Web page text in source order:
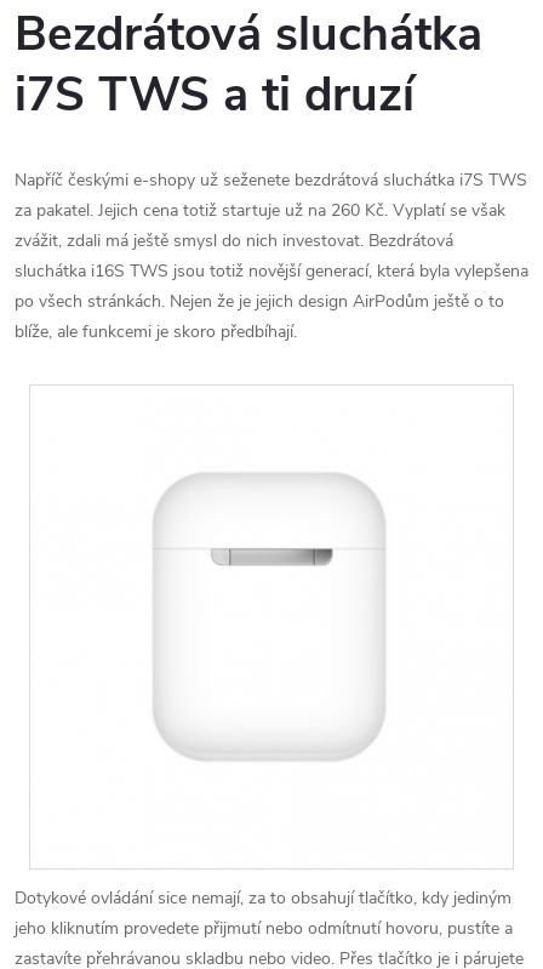
Bezdrátová sluchátka
i7S TWS a ti druzí
Napříč českými e-shopy už seženete bezdrátová sluchátka i7S TWS
za pakatel. Jejich cena totiž startuje už na 260 Kč. Vyplatí se však
zvážit, zdali má ještě smysl do nich investovat. Bezdrátová
sluchátka i16S TWS jsou totiž novější generací, která byla vylepšena
po všech stránkách. Nejen že je jejich design AirPodům ještě o to
blíže, ale funkcemi je skoro předbíhají.
Dotykové ovládání sice nemají, za to obsahují tlačítko, kdy jediným
jeho kliknutím provedete přijmutí nebo odmítnutí hovoru, pustíte a
zastavíte přehrávanou skladbu nebo video. Přes tlačítko je i párujete